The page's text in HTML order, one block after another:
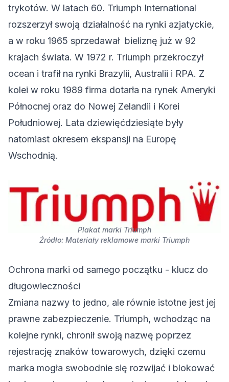
trykotów. W latach 60. Triumph International
rozszerzył swoją działalność na rynki azjatyckie,
a w roku 1965 sprzedawał bieliznę już w 92
krajach świata. W 1972 r. Triumph przekroczył
ocean i trafił na rynki Brazylii, Australii i RPA. Z
kolei w roku 1989 firma dotarła na rynek Ameryki
Północnej oraz do Nowej Zelandii i Korei
Południowej. Lata dziewięćdziesiąte były
natomiast okresem ekspansji na Europę
Wschodnią.
Plakat marki Triumph
Źródło: Materiały reklamowe marki Triumph
Ochrona marki od samego początku - klucz do
długowieczności
Zmiana nazwy to jedno, ale równie istotne jest jej
prawne zabezpieczenie. Triumph, wchodząc na
kolejne rynki, chronił swoją nazwę poprzez
rejestrację znaków towarowych, dzięki czemu
marka mogła swobodnie się rozwijać i blokować